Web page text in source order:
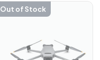
Out of Stock
Produk
beberapa
varian.